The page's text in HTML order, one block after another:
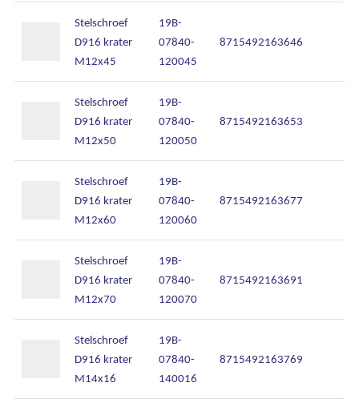
Stelschroef
D916 krater
M12x45
19B-
07840-
120045
8715492163646
Stelschroef
D916 krater
M12x50
19B-
07840-
120050
8715492163653
Stelschroef
D916 krater
M12x60
19B-
07840-
120060
8715492163677
Stelschroef
D916 krater
M12x70
19B-
07840-
120070
8715492163691
Stelschroef
D916 krater
M14x16
19B-
07840-
140016
8715492163769